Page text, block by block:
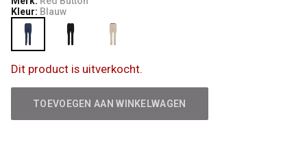
Kleur: Blauw
Dit product is uitverkocht.
TOEVOEGEN AAN WINKELWAGEN